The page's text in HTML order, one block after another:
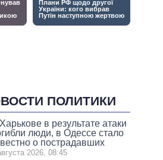
ПОЛИТИКИ
в результате атаки
люди, в Одессе стало
о пострадавших
2026, 08:45